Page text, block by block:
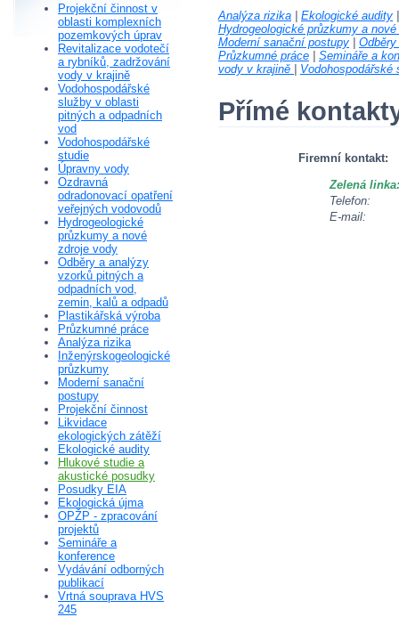
Analýza rizika Ekologické audity
Hydrogeologické průzkumy a
Moderní sanační postupy
Průzkumné práce
Semináře a
vody v krajině
Vodohospodářské
Přímé
Firemní kontakt:
Zelená linka:
Telefon:
E-mail:
Projekční činnost v
oblasti komplexních
pozemkových úprav
Revitalizace vodotečí
a rybníků, zadržování
vody v krajině
Vodohospodářské
služby v oblasti
pitných a odpadních
vod
Vodohospodářské
studie
Úpravny vody
Ozdravná
odradonovací opatření
veřejných vodovodů
Hydrogeologické
průzkumy a nové
zdroje vody
Odběry a analýzy
vzorků pitných a
odpadních vod,
zemin, kalů a odpadů
Plastikářská výroba
Průzkumné práce
Analýza rizika
Inženýrskogeologické
průzkumy
Moderní sanační
postupy
Projekční činnost
Likvidace
ekologických zátěží
Ekologické audity
Hlukové studie a
akustické posudky
Posudky EIA
Ekologická újma
OPŽP - zpracování
projektů
Semináře a
konference
Vydávání odborných
publikací
Vrtná souprava HVS
245